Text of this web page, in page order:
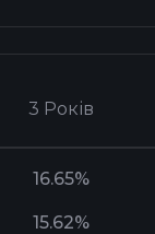
3 Років
16.65%
15.62%